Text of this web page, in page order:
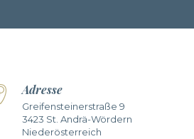
Adresse
Greifensteinerstraße 9
3423 St. Andrä-Wördern
Niederösterreich